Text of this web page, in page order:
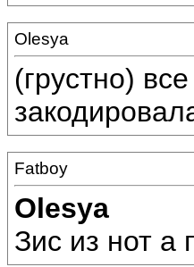
Olesya
(грустно)
Fatboy
Olesya
Зис из нот